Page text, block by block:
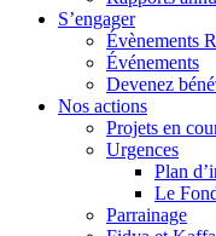
S’engager
Évènements
Événements
Devenez
Nos actions
Projets en
Urgences
Plan
Le
Parrainage